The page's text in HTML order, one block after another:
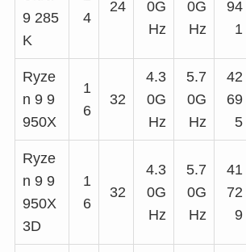
9 285
K
4
24
0G
Hz
0G
Hz
94
1
Ryze
n 9 9
950X
1
6
32
4.3
0G
Hz
5.7
0G
Hz
42
69
5
Ryze
n 9 9
950X
3D
1
6
32
4.3
0G
Hz
5.7
0G
Hz
41
72
9